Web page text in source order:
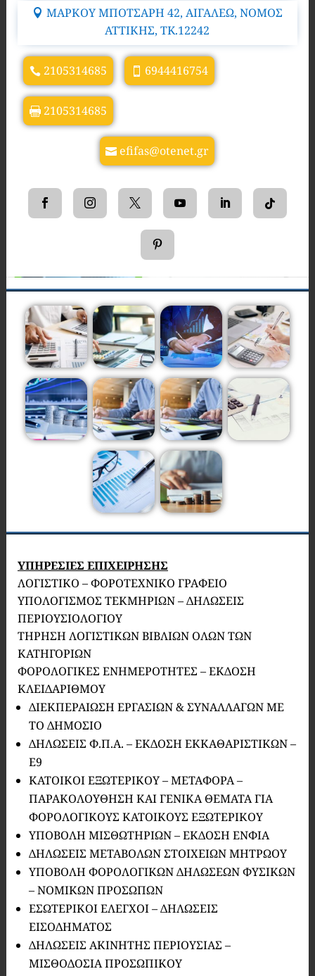
ΜΑΡΚΟΥ ΜΠΟΤΣΑΡΗ 42, ΑΙΓΑΛΕΩ, ΝΟΜΟΣ
ΑΤΤΙΚΗΣ, TK.12242
2105314685 6944416754
2105314685
efifas@otenet.gr
ΥΠΗΡΕΣΙΕΣ ΕΠΙΧΕΙΡΗΣΗΣ
ΛΟΓΙΣΤΙΚΟ – ΦΟΡΟΤΕΧΝΙΚΟ ΓΡΑΦΕΙΟ
ΥΠΟΛΟΓΙΣΜΟΣ ΤΕΚΜΗΡΙΩΝ – ΔΗΛΩΣΕΙΣ
ΠΕΡΙΟΥΣΙΟΛΟΓΙΟΥ
ΤΗΡΗΣΗ ΛΟΓΙΣΤΙΚΩΝ ΒΙΒΛΙΩΝ ΟΛΩΝ ΤΩΝ
ΚΑΤΗΓΟΡΙΩΝ
ΦΟΡΟΛΟΓΙΚΕΣ ΕΝΗΜΕΡΟΤΗΤΕΣ – ΕΚΔΟΣΗ
ΚΛΕΙΔΑΡΙΘΜΟΥ
ΔΙΕΚΠΕΡΑΙΩΣΗ ΕΡΓΑΣΙΩΝ & ΣΥΝΑΛΛΑΓΩΝ ΜΕ
ΤΟ ΔΗΜΟΣΙΟ
ΔΗΛΩΣΕΙΣ Φ.Π.Α. – ΕΚΔΟΣΗ ΕΚΚΑΘΑΡΙΣΤΙΚΩΝ –
Ε9
ΚΑΤΟΙΚΟΙ ΕΞΩΤΕΡΙΚΟΥ – ΜΕΤΑΦΟΡΑ –
ΠΑΡΑΚΟΛΟΥΘΗΣΗ ΚΑΙ ΓΕΝΙΚΑ ΘΕΜΑΤΑ ΓΙΑ
ΦΟΡΟΛΟΓΙΚΟΥΣ ΚΑΤΟΙΚΟΥΣ ΕΞΩΤΕΡΙΚΟΥ
ΥΠΟΒΟΛΗ ΜΙΣΘΩΤΗΡΙΩΝ – ΕΚΔΟΣΗ ΕΝΦΙΑ
ΔΗΛΩΣΕΙΣ ΜΕΤΑΒΟΛΩΝ ΣΤΟΙΧΕΙΩΝ ΜΗΤΡΩΟΥ
ΥΠΟΒΟΛΗ ΦΟΡΟΛΟΓΙΚΩΝ ΔΗΛΩΣΕΩΝ ΦΥΣΙΚΩΝ
– ΝΟΜΙΚΩΝ ΠΡΟΣΩΠΩΝ
ΕΣΩΤΕΡΙΚΟΙ ΕΛΕΓΧΟΙ – ΔΗΛΩΣΕΙΣ
ΕΙΣΟΔΗΜΑΤΟΣ
ΔΗΛΩΣΕΙΣ ΑΚΙΝΗΤΗΣ ΠΕΡΙΟΥΣΙΑΣ –
ΜΙΣΘΟΔΟΣΙΑ ΠΡΟΣΩΠΙΚΟΥ